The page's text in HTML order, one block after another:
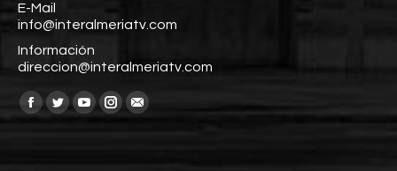
E-Mail
info@interalmeriatv.com
Información
direccion@interalmeriatv.com
Encuéntranos en:
Facebook
TwitterYouTube
Instagram
Mail